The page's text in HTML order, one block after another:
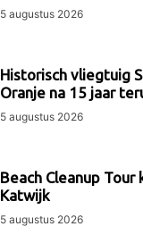
5 augustus 2026
Historisch vliegtuig
Oranje na 15 jaar
5 augustus 2026
Beach Cleanup
Katwijk
5 augustus 2026